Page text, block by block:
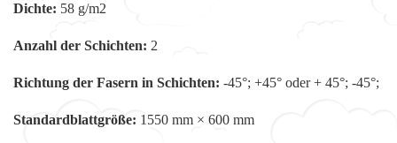
Dichte: 58 g/m2
Anzahl der Schichten: 2
Richtung der Fasern in Schichten: -45°; +45° oder + 45°; -45°;
Standardblattgröße: 1550 mm × 600 mm